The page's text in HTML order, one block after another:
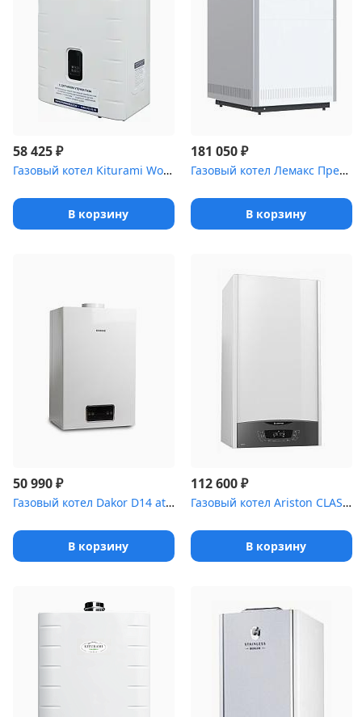
58 425₽
Газовый котел Kiturami World Alpha С-30
В корзину
181 050₽
Газовый котел Лемакc Премиум 80 одноконтурный,дым, sit nova
В корзину
50 990₽
Газовый котел Dakor D14 atmo дымох, 2 конт, 2 тепл-ка
В корзину
112 600₽
Газовый котел Ariston CLAS XC 35 FF NG медный теплообменник
В корзину